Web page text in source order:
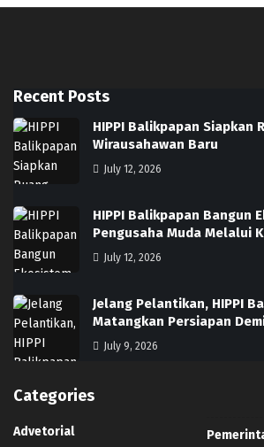
Recent Posts
HIPPI Balikpapan Siapkan
Wirausahawan Baru
July 12, 2026
HIPPI Balikpapan Bangun
Pengusaha Muda Melalui
July 12, 2026
Jelang Pelantikan, HIPPI
Matangkan Persiapan
July 9, 2026
Categories
Advetorial